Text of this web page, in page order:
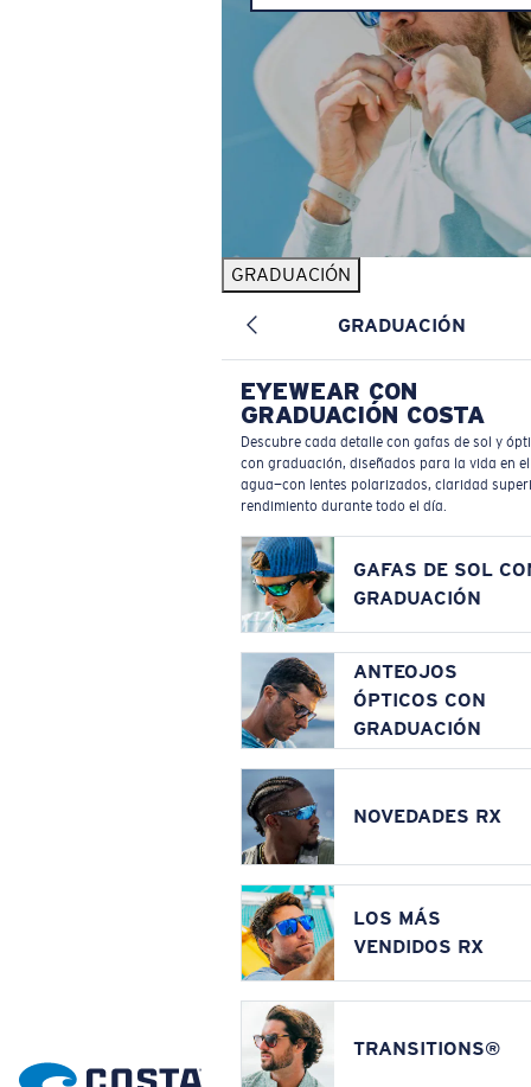
GRADUACIÓN
GRADUACIÓN
EYEWEAR CON
GRADUACIÓN COSTA
Descubre cada detalle con gafas de sol y
con graduación, diseñados para la vida en el
agua—con lentes polarizados, claridad
rendimiento durante todo el día.
GAFAS DE SOL
GRADUACIÓN
ANTEOJOS
ÓPTICOS CON
GRADUACIÓN
NOVEDADES RX
LOS MÁS
VENDIDOS RX
TRANSITIONS®